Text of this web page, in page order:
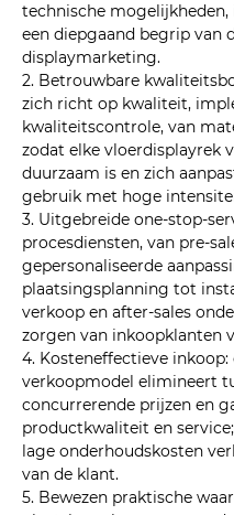
technische
een diepgaand begrip van
displaymarketing.
2. Betrouwbare
zich richt op kwaliteit,
kwaliteitscontrole, van
zodat elke vloerdisplayrek
duurzaam is en zich
gebruik met hoge
3. Uitgebreide one-stop-
procesdiensten, van pre-
gepersonaliseerde
plaatsingsplanning tot
verkoop en after-sales
zorgen van inkoopklanten
4. Kosteneffectieve
verkoopmodel elimineert
concurrerende prijzen en
productkwaliteit en
lage onderhoudskosten
van de klant.
5. Bewezen praktische